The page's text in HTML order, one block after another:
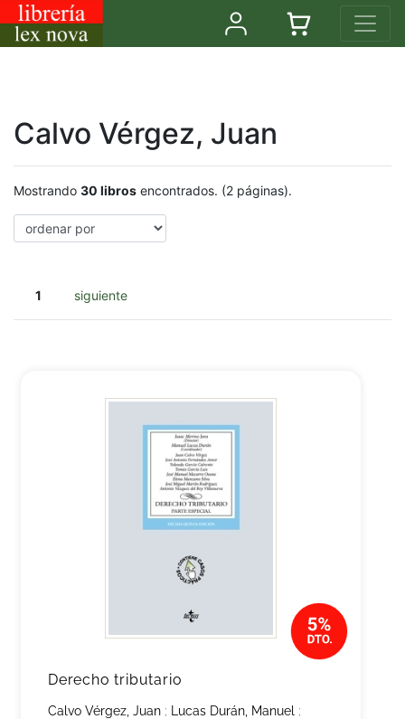
Calvo Vérgez, Juan
Mostrando 30 libros encontrados. (2 páginas).
1 siguiente
Derecho tributario
Calvo Vérgez, Juan ; Lucas Durán, Manuel ;